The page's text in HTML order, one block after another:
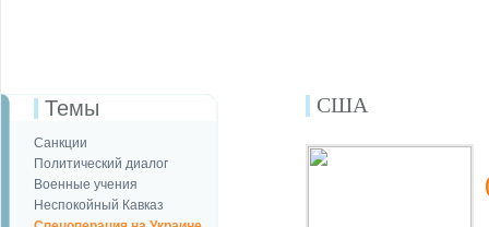
Темы
Санкции
Политический диалог
Военные учения
Неспокойный Кавказ
США